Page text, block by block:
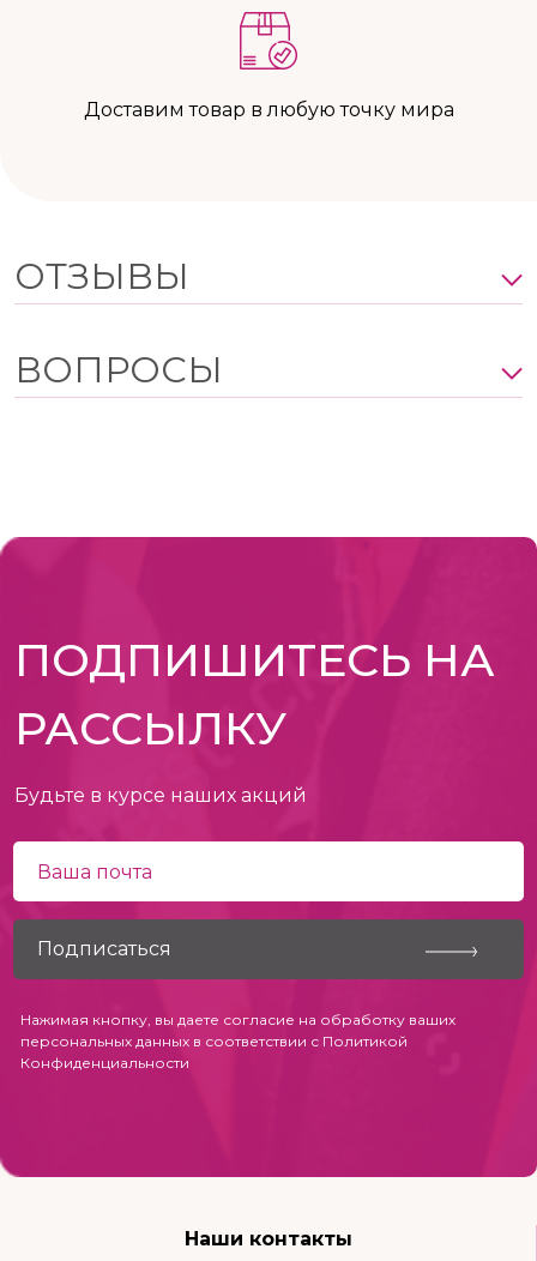
Доставим товар в любую точку мира
ОТЗЫВЫ
ВОПРОСЫ
ПОДПИШИТЕСЬ НА
РАССЫЛКУ
Будьте в курсе наших акций
Нажимая кнопку, вы даете согласие на обработку ваших
персональных данных в соответствии с Политикой
Конфиденциальности
Наши контакты